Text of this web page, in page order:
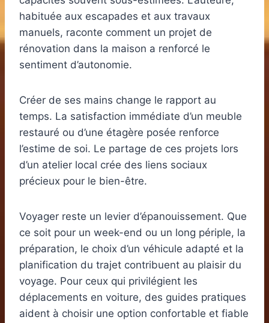
habituée aux escapades et aux travaux
manuels, raconte comment un projet de
rénovation dans la maison a renforcé le
sentiment d’autonomie.
Créer de ses mains change le rapport au
temps. La satisfaction immédiate d’un meuble
restauré ou d’une étagère posée renforce
l’estime de soi. Le partage de ces projets lors
d’un atelier local crée des liens sociaux
précieux pour le bien-être.
Voyager reste un levier d’épanouissement. Que
ce soit pour un week-end ou un long périple, la
préparation, le choix d’un véhicule adapté et la
planification du trajet contribuent au plaisir du
voyage. Pour ceux qui privilégient les
déplacements en voiture, des guides pratiques
aident à choisir une option confortable et fiable